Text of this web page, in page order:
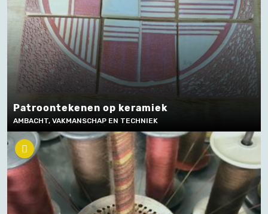
Patroontekenen op keramiek
AMBACHT, VAKMANSCHAP EN TECHNIEK